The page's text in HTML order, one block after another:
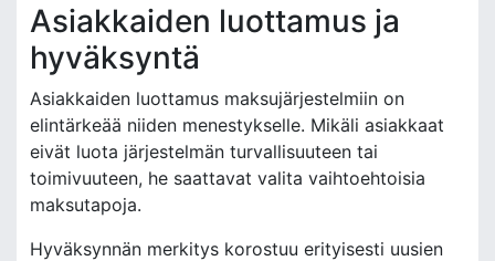
Asiakkaiden luottamus ja
hyväksyntä
Asiakkaiden luottamus maksujärjestelmiin on
elintärkeää niiden menestykselle. Mikäli asiakkaat
eivät luota järjestelmän turvallisuuteen tai
toimivuuteen, he saattavat valita vaihtoehtoisia
maksutapoja.
Hyväksynnän merkitys korostuu erityisesti uusien